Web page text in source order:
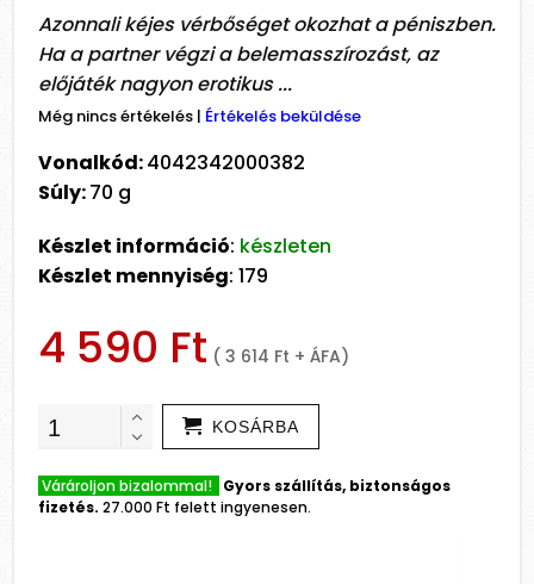
Azonnali kéjes vérbőséget okozhat a péniszben.
Ha a partner végzi a belemasszírozást, az
előjáték nagyon erotikus ...
Még nincs értékelés | Értékelés beküldése
Vonalkód:4042342000382
Súly:70 g
Készlet információ: készleten
Készlet mennyiség: 179
4 590 Ft ( 3 614 Ft + ÁFA)
KOSÁRBA
Várároljon bizalommal! Gyors szállítás, biztonságos
fizetés. 27.000 Ft felett ingyenesen.